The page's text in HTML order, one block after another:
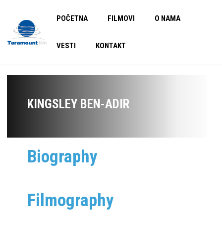
POČETNA FILMOVI O NAMA
VESTI KONTAKT
KINGSLEY BEN-ADIR
Biography
Filmography